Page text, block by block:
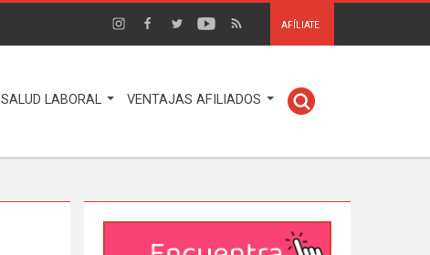
AFÍLIATE
SALUD LABORAL VENTAJAS AFILIADOS